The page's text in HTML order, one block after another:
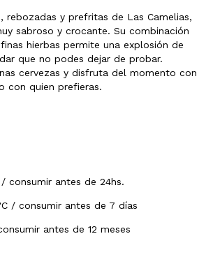
rebozadas y prefritas de Las Camelias,
sabroso y crocante. Su combinación
hierbas permite una explosión de
que no podes dejar de probar.
cervezas y disfruta del momento con
con quien prefieras.
consumir antes de 24hs.
/ consumir antes de 7 días
antes de 12 meses